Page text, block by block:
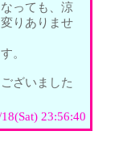
っても、涼
りありませ
。
ざいました
23:56:40